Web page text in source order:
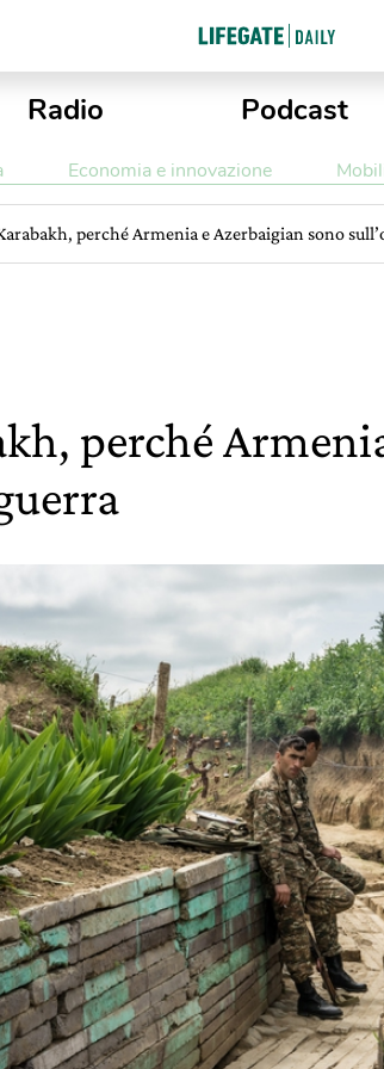
Radio Podcast
Economia e innovazione
perché Armenia e Azerbaigian sono
perché